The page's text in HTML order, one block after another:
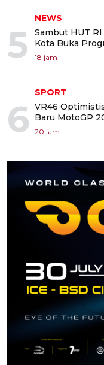
5
NEWS
Sambut HUT
Kota Buka
18 jam
6
SPORT
VR46
Baru MotoGP
20 jam